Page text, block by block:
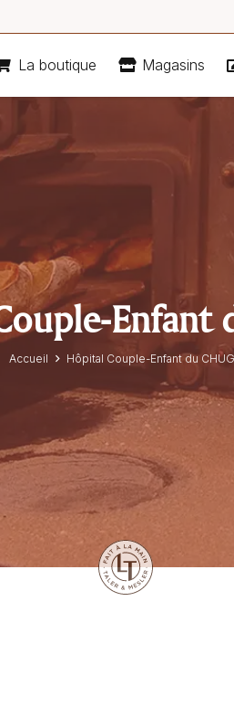
La boutique Magasins
Enfant
Accueil Hôpital Couple-Enfant du